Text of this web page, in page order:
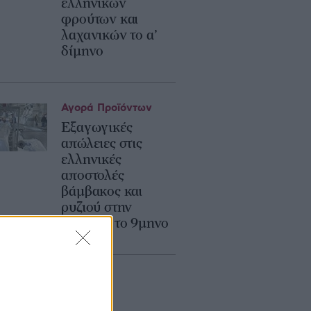
ελληνικών
φρούτων και
λαχανικών το α’
δίμηνο
Εξαγωγικές
απώλειες στις
ελληνικές
αποστολές
βάμβακος και
ρυζιού στην
Τουρκία το 9μηνο
Αγορά Προϊόντων